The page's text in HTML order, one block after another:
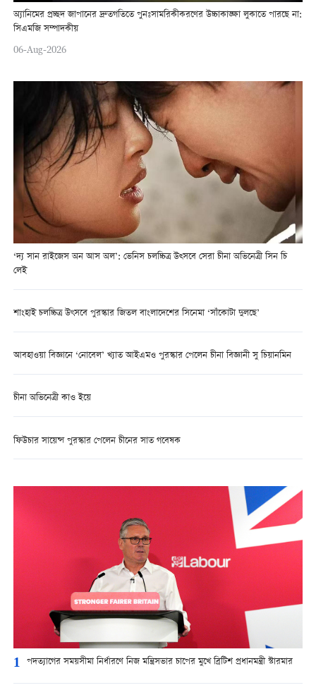
অ্যানিমের প্রচ্ছদ জাপানের দ্রুতগতিতে পুনঃসামরিকীকরণের উচ্চাকাঙ্ক্ষা লুকাতে পারছে না:
সিএমজি সম্পাদকীয়
06-Aug-2026
‘দ্য সান রাইজেস অন আস অল’: ভেনিস চলচ্চিত্র উত্সবে সেরা চীনা অভিনেত্রী সিন চি
লেই
আবহাওয়া বিজ্ঞানে ‘নোবেল’ খ্যাত আইএমও পুরস্কার পেলেন চীনা বিজ্ঞানী সু চিয়ানমিন
চীনা অভিনেত্রী কাও ইয়ে
ফিউচার সায়েন্স পুরস্কার পেলেন চীনের সাত গবেষক
1 পদত্যাগের সময়সীমা নির্ধারণে নিজ মন্ত্রিসভার চাপের মুখে ব্রিটিশ প্রধানমন্ত্রী স্টারমার